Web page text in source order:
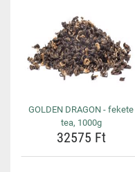
GOLDEN DRAGON - fekete
tea, 1000g
32575 Ft